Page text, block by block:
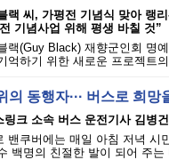
랙 씨, 가평전 기념식 맞아 랭리
기념사업 위해 평생 바칠 것”
랙(Guy Black) 재향군인회 명
억하기 위한 새로운 프로젝트
의 동행자··· 버스로 희
링크 소속 버스 운전기사 김병건
밴쿠버에는 매일 아침 저녁 시
백명의 친절한 발이 되어 주